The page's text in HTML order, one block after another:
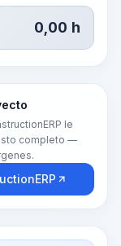
0,00 h
le
completo —